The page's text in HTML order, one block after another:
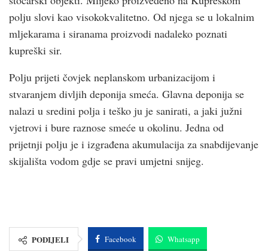
polju slovi kao visokokvalitetno. Od njega se u lokalnim
mljekarama i siranama proizvodi nadaleko poznati
kupreški sir.
Polju prijeti čovjek neplanskom urbanizacijom i
stvaranjem divljih deponija smeća. Glavna deponija se
nalazi u sredini polja i teško ju je sanirati, a jaki južni
vjetrovi i bure raznose smeće u okolinu. Jedna od
prijetnji polju je i izgrađena akumulacija za snabdijevanje
skijališta vodom gdje se pravi umjetni snijeg.
PODIJELI Facebook Whatsapp